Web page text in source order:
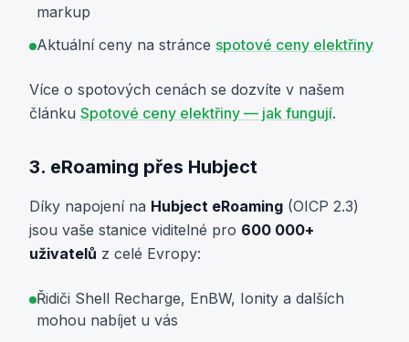
markup
Aktuální ceny na stránce spotové ceny elektřiny
Více o spotových cenách se dozvíte v našem
článku Spotové ceny elektřiny — jak fungují.
3. eRoaming přes Hubject
Díky napojení na Hubject eRoaming (OICP 2.3)
jsou vaše stanice viditelné pro 600 000+
uživatelů z celé Evropy:
Řidiči Shell Recharge, EnBW, Ionity a dalších
mohou nabíjet u vás